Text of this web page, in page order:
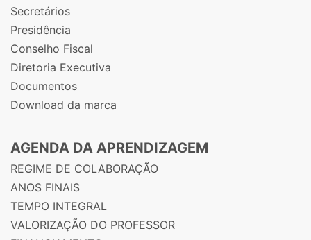
Secretários
Presidência
Conselho Fiscal
Diretoria Executiva
Documentos
Download da marca
AGENDA DA APRENDIZAGEM
REGIME DE COLABORAÇÃO
ANOS FINAIS
TEMPO INTEGRAL
VALORIZAÇÃO DO PROFESSOR